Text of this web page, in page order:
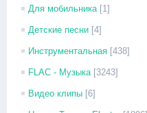
Для мобильника [1]
Детские песни [4]
Инструментальная [438]
FLAC - Музыка [3243]
Видео клипы [6]